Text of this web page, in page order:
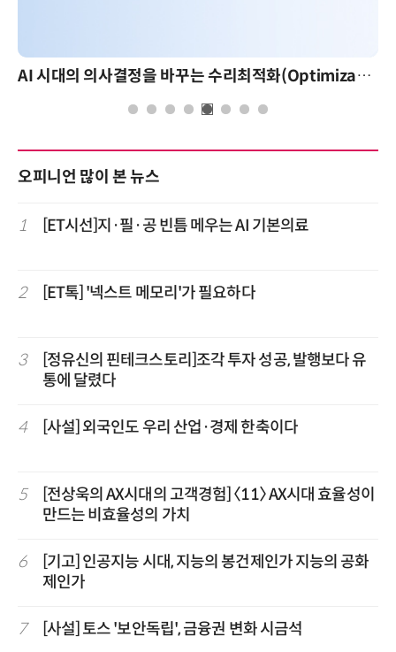
AI 시대의 의사결정을 바꾸는 수리최적화(Optimization): 실제 산업 적용 사례와 활용 전략
오피니언 많이 본 뉴스
1 [ET시선]지·필·공 빈틈 메우는 AI 기본의료
2 [ET톡] '넥스트 메모리'가 필요하다
3
[정유신의 핀테크스토리]조각 투자 성공, 발행보다 유
통에 달렸다
4 [사설] 외국인도 우리 산업·경제 한축이다
5
[전상욱의 AX시대의 고객경험] 〈11〉 AX시대 효율성이
만드는 비효율성의 가치
6
[기고] 인공지능 시대, 지능의 봉건제인가 지능의 공화
제인가
7 [사설] 토스 '보안독립', 금융권 변화 시금석